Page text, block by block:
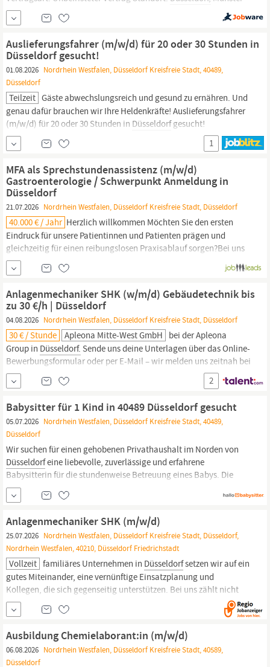
Bechtle GmbH IT-Systemhaus Westfalen-Niederrhein Das
erwartet dich im Bechtle IT-Systemhaus Westfalen-Niederrhein:
An unseren Standorten in Dortmund,
und Meschede gestalten rund 500...
Auslieferungsfahrer (m/w/d) für 20 oder 30 Stunden in
Düsseldorf gesucht!
01.08.2026 Nordrhein Westfalen, Düsseldorf Kreisfreie Stadt, 40489,
Düsseldorf
Teilzeit Gäste abwechslungsreich und gesund zu ernähren. Und
genau dafür brauchen wir Ihre Heldenkräfte! Auslieferungsfahrer
(m/w/d) für 20 oder 30 Stunden in Düsseldorfgesucht!
Unbefristete Anstellung, Teilzeit · Internationale Schule
Düsseldorf| Niederrheinstrasse 323 | 40489 Düsseldor Suchen Held
1
MFA als Sprechstundenassistenz (m/w/d)
Gastroenterologie / Schwerpunkt Anmeldung in
Düsseldorf
21.07.2026 Nordrhein Westfalen, Düsseldorf Kreisfreie Stadt, Düsseldorf
40.000 € / Jahr Herzlich willkommen Möchten Sie den ersten
Eindruck für unsere Patientinnen und Patienten prägen und
gleichzeitig für einen reibungslosen Praxisablauf sorgen?Bei uns
koordinieren Sie Termine, empfangen Patientinnen und Patienten,
behalten organisatorische Abläufe im Blick und unterstützen das
Team für eine strukturierte und herzliche Betreuung. Die Schön
KlinikDüsseldorfgehört zur
Anlagenmechaniker SHK (w/m/d) Gebäudetechnik bis
zu 30 €/h | Düsseldorf
04.08.2026 Nordrhein Westfalen, Düsseldorf Kreisfreie Stadt, Düsseldorf
30 € / Stunde Apleona Mitte-West GmbH bei der Apleona
Group in Düsseldorf. Sende uns deine Unterlagen über das Online-
Bewerbungsformular oder per E-Mail – wir melden uns zeitnah bei
dir und besprechen gemeinsam die nächsten Schritte.
Ansprechpartner: Thomas Gronau +49 221 /
2
Babysitter für 1 Kind in 40489 Düsseldorf gesucht
05.07.2026 Nordrhein Westfalen, Düsseldorf Kreisfreie Stadt, 40489,
Düsseldorf
Wir suchen für einen gehobenen Privathaushalt im Norden von
Düsseldorfeine liebevolle, zuverlässige und erfahrene
Babysitterin für die stundenweise Betreuung eines Babys. Die
Unterstützung wird flexibel nach Absprache benötigt — mal
nachmittags, abends oder gelegentlich am Wochenende für ein
Anlagenmechaniker SHK (m/w/d)
25.07.2026 Nordrhein Westfalen, Düsseldorf Kreisfreie Stadt, Düsseldorf,
Nordrhein Westfalen, 40210, Düsseldorf Friedrichstadt
Vollzeit familiäres Unternehmen in Düsseldorfsetzen wir auf ein
gutes Miteinander, eine vernünftige Einsatzplanung und
Kollegen, die sich gegenseitig unterstützen. Bei uns zählt nicht
nur die Arbeit, sondern auch der Mensch dahinter.
Anlagenmechaniker SHK (m/w/d) Darauf kannst Du Dich freuen:
Eigenes Firmenfahrzeug für den Kundendienst Unbefristete...
Ausbildung Chemielaborant:in (m/w/d)
06.08.2026 Nordrhein Westfalen, Düsseldorf Kreisfreie Stadt, 40589,
Düsseldorf